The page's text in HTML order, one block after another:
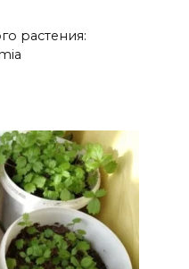
растения: